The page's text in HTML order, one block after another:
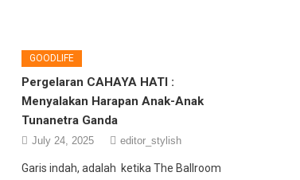
GOODLIFE
Pergelaran CAHAYA HATI :
Menyalakan Harapan Anak-Anak
Tunanetra Ganda
July 24, 2025 editor_stylish
Garis indah, adalah ketika The Ballroom